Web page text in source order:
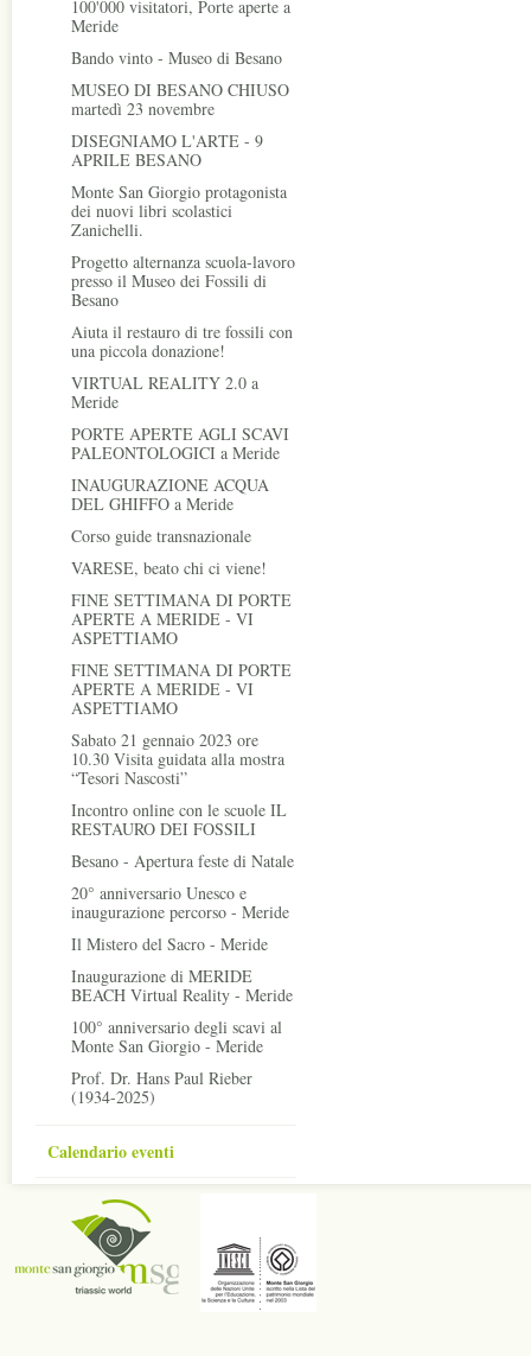
100'000 visitatori, Porte aperte a
Meride
Bando vinto - Museo di Besano
MUSEO DI BESANO CHIUSO
martedì 23 novembre
DISEGNIAMO L'ARTE - 9
APRILE BESANO
Monte San Giorgio protagonista
dei nuovi libri scolastici
Zanichelli.
Progetto alternanza scuola-lavoro
presso il Museo dei Fossili di
Besano
Aiuta il restauro di tre fossili con
una piccola donazione!
VIRTUAL REALITY 2.0 a
Meride
PORTE APERTE AGLI SCAVI
PALEONTOLOGICI a Meride
INAUGURAZIONE ACQUA
DEL GHIFFO a Meride
Corso guide transnazionale
VARESE, beato chi ci viene!
FINE SETTIMANA DI PORTE
APERTE A MERIDE - VI
ASPETTIAMO
FINE SETTIMANA DI PORTE
APERTE A MERIDE - VI
ASPETTIAMO
Sabato 21 gennaio 2023 ore
10.30 Visita guidata alla mostra
“Tesori Nascosti”
Incontro online con le scuole IL
RESTAURO DEI FOSSILI
Besano - Apertura feste di Natale
20° anniversario Unesco e
inaugurazione percorso - Meride
Il Mistero del Sacro - Meride
Inaugurazione di MERIDE
BEACH Virtual Reality - Meride
100° anniversario degli scavi al
Monte San Giorgio - Meride
Prof. Dr. Hans Paul Rieber
(1934-2025)
Calendario eventi